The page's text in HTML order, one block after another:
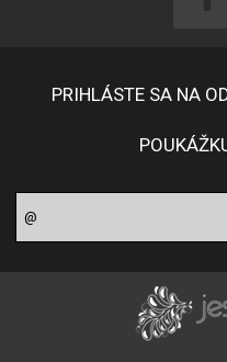
PRIHLÁSTE SA NA